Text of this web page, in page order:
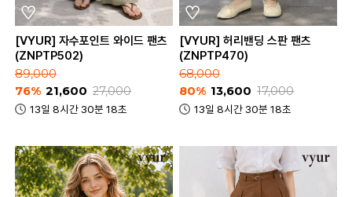
[VYUR] 자수포인트 와이드 팬츠
(ZNPTP502)
89,000
76% 21,600 27,000
13일 8시간 30분 18초
[VYUR] 허리밴딩 스판 팬츠
(ZNPTP470)
68,000
80% 13,600 17,000
13일 8시간 30분 18초